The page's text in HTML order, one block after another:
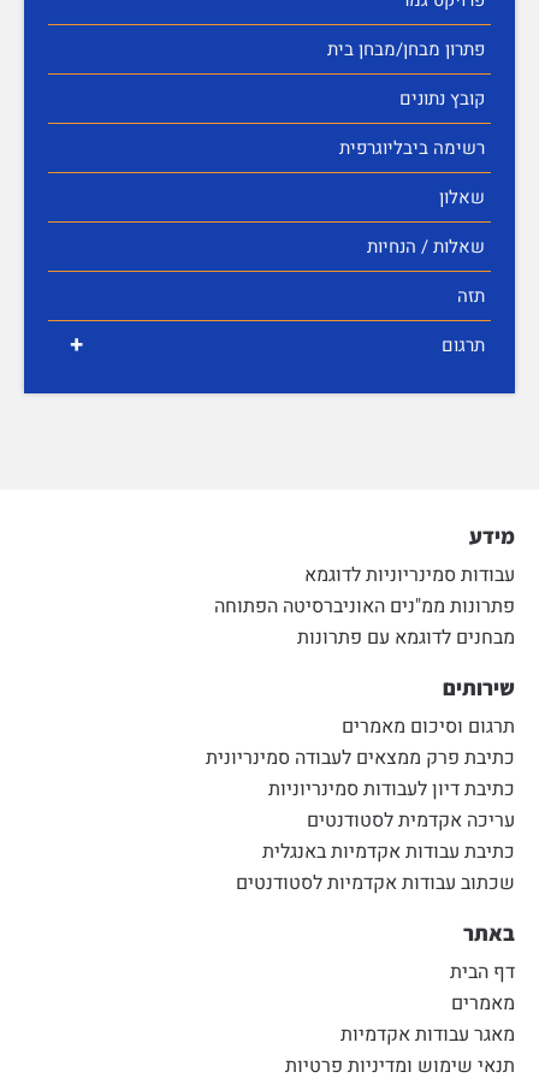
פתרון מבחן/מבחן בית
קובץ נתונים
רשימה ביבליוגרפית
שאלון
שאלות / הנחיות
תזה
+ תרגום
מידע
עבודות סמינריוניות לדוגמא
פתרונות ממ"נים האוניברסיטה הפתוחה
מבחנים לדוגמא עם פתרונות
שירותים
תרגום וסיכום מאמרים
כתיבת פרק ממצאים לעבודה סמינריונית
כתיבת דיון לעבודות סמינריוניות
עריכה אקדמית לסטודנטים
כתיבת עבודות אקדמיות באנגלית
שכתוב עבודות אקדמיות לסטודנטים
באתר
דף הבית
מאמרים
מאגר עבודות אקדמיות
תנאי שימוש ומדיניות פרטיות